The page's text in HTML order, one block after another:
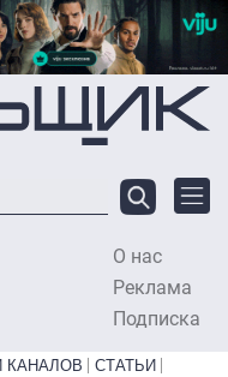
О нас
Реклама
Подписка
КАНАЛОВ
СТАТЬИ